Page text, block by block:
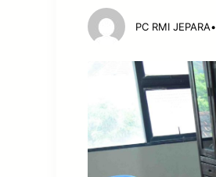
PC RMI JEPARA•